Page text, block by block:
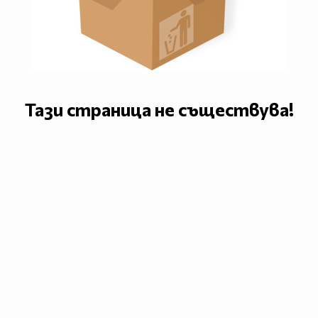
Тази страница не съществува!